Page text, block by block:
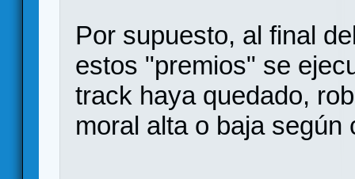
Por supuesto, al final
estos "premios" se
track haya quedado,
moral alta o baja según